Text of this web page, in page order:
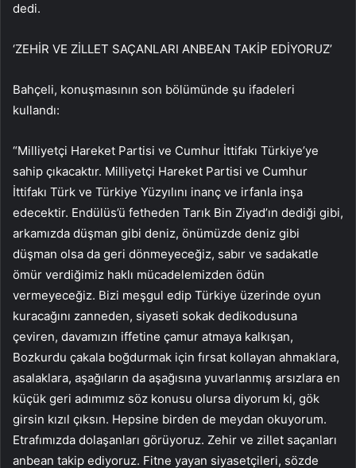
dedi.
‘ZEHİR VE ZİLLET SAÇANLARI ANBEAN TAKİP EDİYORUZ’
Bahçeli, konuşmasının son bölümünde şu ifadeleri
kullandı:
“Milliyetçi Hareket Partisi ve Cumhur İttifakı Türkiye’ye
sahip çıkacaktır. Milliyetçi Hareket Partisi ve Cumhur
İttifakı Türk ve Türkiye Yüzyılını inanç ve irfanla inşa
edecektir. Endülüs’ü fetheden Tarık Bin Ziyad’ın dediği gibi,
arkamızda düşman gibi deniz, önümüzde deniz gibi
düşman olsa da geri dönmeyeceğiz, sabır ve sadakatle
ömür verdiğimiz haklı mücadelemizden ödün
vermeyeceğiz. Bizi meşgul edip Türkiye üzerinde oyun
kuracağını zanneden, siyaseti sokak dedikodusuna
çeviren, davamızın iffetine çamur atmaya kalkışan,
Bozkurdu çakala boğdurmak için fırsat kollayan ahmaklara,
asalaklara, aşağıların da aşağısına yuvarlanmış arsızlara en
küçük geri adımımız söz konusu olursa diyorum ki, gök
girsin kızıl çıksın. Hepsine birden de meydan okuyorum.
Etrafımızda dolaşanları görüyoruz. Zehir ve zillet saçanları
anbean takip ediyoruz. Fitne yayan siyasetçileri, sözde